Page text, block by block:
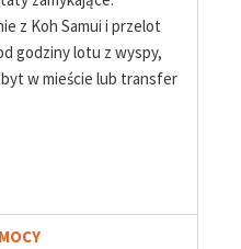
z Koh Samui i przelot
godziny lotu z wyspy,
w mieście lub transfer